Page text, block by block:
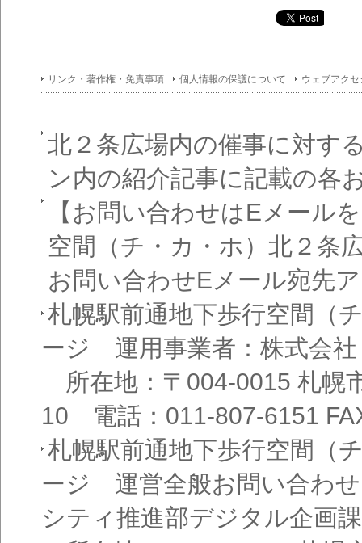
リンク・著作権・免責事項 個人情報の保護について ウェブアク
北２条広場内の催事に対す
ン内の紹介記事に記載の各
【お問い合わせはEメール
空間（チ・カ・ホ）北２条
お問い合わせEメール宛先
札幌駅前通地下歩行空間（
ージ 運用事業者：株式会
所在地：〒004-0015 札幌
10 電話：011-807-6151
札幌駅前通地下歩行空間（
ージ 運営全般お問い合わ
シティ推進部デジタル企画課